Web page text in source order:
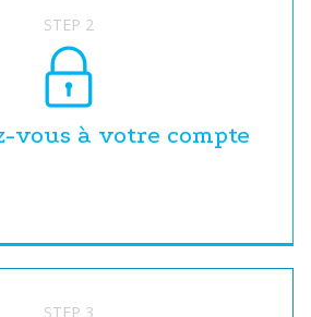
STEP 2
vous à votre compte
STEP 3